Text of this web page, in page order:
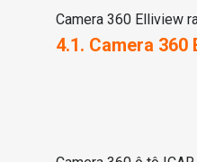
Camera 360 Elliview
4.1. Camera 360